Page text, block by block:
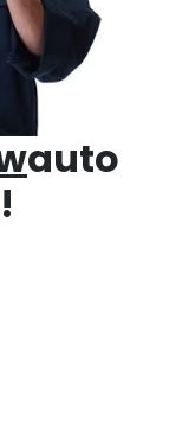
auto